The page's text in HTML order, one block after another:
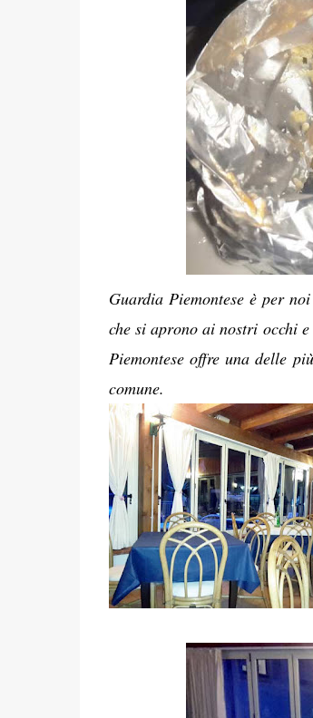
Guardia Piemontese è per
che si aprono ai nostri occhi
Piemontese offre una delle
comune.